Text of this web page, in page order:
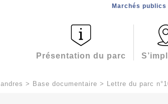
Présentation du parc
Marchés publics
> Base documentaire > Lettre du parc